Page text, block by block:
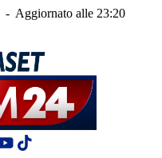
- Aggiornato alle 23:20